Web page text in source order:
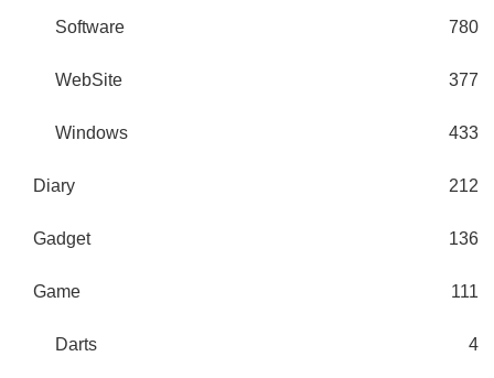
Software 780
WebSite 377
Windows 433
Diary 212
Gadget 136
Game 111
Darts 4